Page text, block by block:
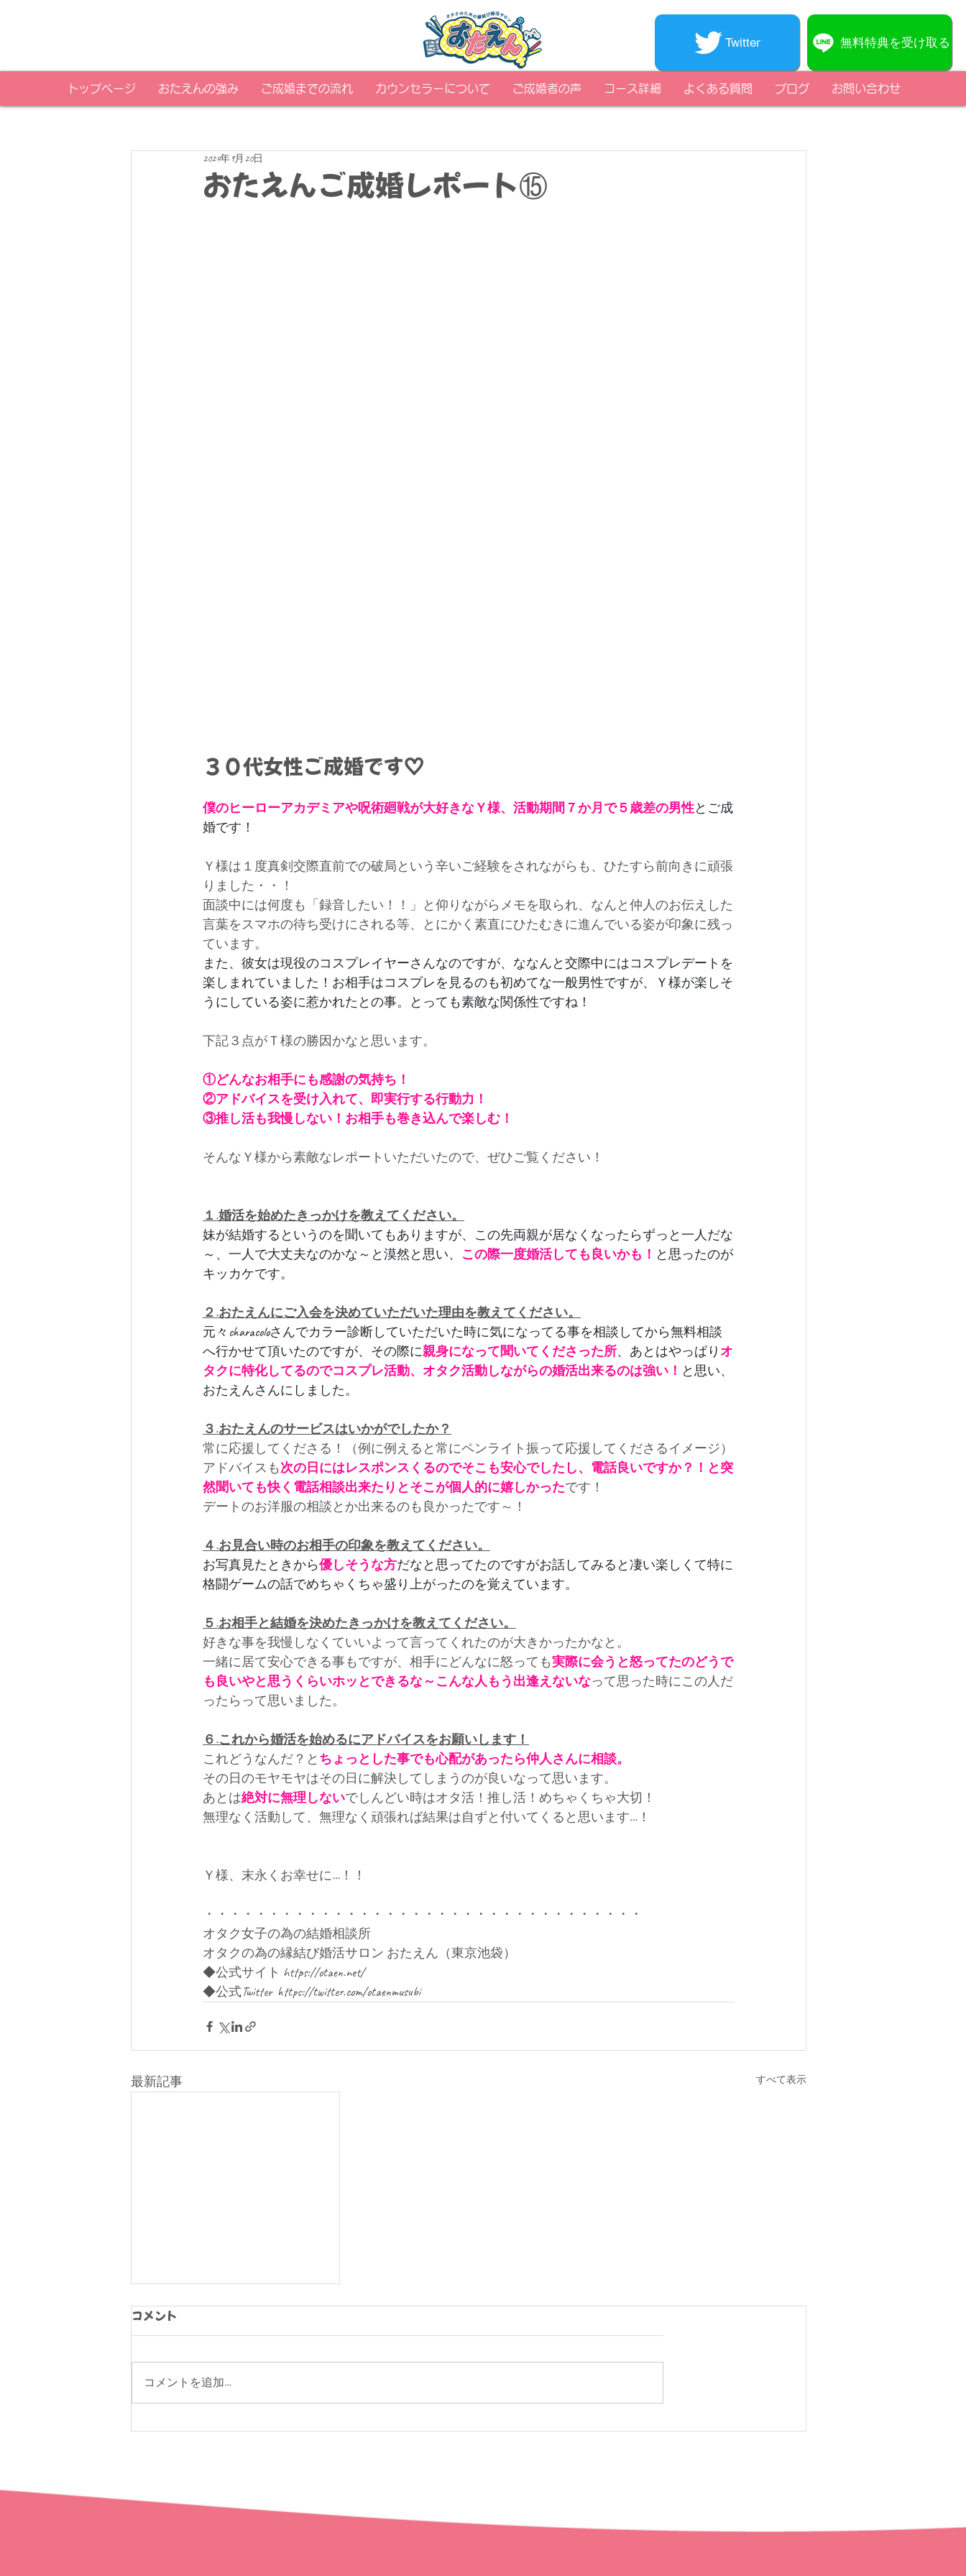
無料特典を受け取る
Twitter
トップページ おたえんの強み ご成婚までの流れ カウンセラーについて ご成婚者の声 コース詳細 よくある質問 ブログ お問い合わせ
おたえんご成婚レポート⑮
2024年9月20日
３０代女性ご成婚です♡
僕のヒーローアカデミアや呪術廻戦が大好きなＹ様、活動期間７か月で５歳差の男性とご成
婚です！
Ｙ様は１度真剣交際直前での破局という辛いご経験をされながらも、ひたすら前向きに頑張
りました・・！
面談中には何度も「録音したい！！」と仰りながらメモを取られ、なんと仲人のお伝えした
言葉をスマホの待ち受けにされる等、とにかく素直にひたむきに進んでいる姿が印象に残っ
ています。
また、彼女は現役のコスプレイヤーさんなのですが、ななんと交際中にはコスプレデートを
楽しまれていました！お相手はコスプレを見るのも初めてな一般男性ですが、Ｙ様が楽しそ
うにしている姿に惹かれたとの事。とっても素敵な関係性ですね！
下記３点がＴ様の勝因かなと思います。
①どんなお相手にも感謝の気持ち！
②アドバイスを受け入れて、即実行する行動力！
③推し活も我慢しない！お相手も巻き込んで楽しむ！
そんなＹ様から素敵なレポートいただいたので、ぜひご覧ください！
１.婚活を始めたきっかけを教えてください。
妹が結婚するというのを聞いてもありますが、この先両親が居なくなったらずっと一人だな
～、一人で大丈夫なのかな～と漠然と思い、 この際一度婚活しても良いかも！ と思ったのが
キッカケです。
２.おたえんにご入会を決めていただいた理由を教えてください。
元々characoloさんでカラー診断していただいた時に気になってる事を相談してから無料相談
へ行かせて頂いたのですが、その際に親身になって聞いてくださった所、あとはやっぱり オ
タクに特化してるのでコスプレ活動、オタク活動しながらの婚活出来るのは強い！ と思い、
おたえんさんにしました。
３.おたえんのサービスはいかがでしたか？
常に応援してくださる！（例に例えると常にペンライト振って応援してくださるイメージ）
アドバイスも次の日にはレスポンスくるのでそこも安心でしたし、電話良いですか？！と突
然聞いても快く電話相談出来たりとそこが個人的に嬉しかったです！
デートのお洋服の相談とか出来るのも良かったです～！
４.お見合い時のお相手の印象を教えてください。
お写真見たときから優しそうな方だなと思ってたのですがお話してみると凄い楽しくて特に
格闘ゲームの話でめちゃくちゃ盛り上がったのを覚えています。
５.お相手と結婚を決めたきっかけを教えてください。
好きな事を我慢しなくていいよって言ってくれたのが大きかったかなと。
一緒に居て安心できる事もですが、相手にどんなに怒っても実際に会うと怒ってたのどうで
も良いやと思うくらいホッとできるな～こんな人もう出逢えないなって思った時にこの人だ
ったらって思いました。
６.これから婚活を始めるにアドバイスをお願いします！
これどうなんだ？と ちょっとした事でも心配があったら仲人さんに相談。
その日のモヤモヤはその日に解決してしまうのが良いなって思います。
あとは絶対に無理しないでしんどい時はオタ活！推し活！めちゃくちゃ大切！
無理なく活動して、無理なく頑張れば結果は自ずと付いてくると思います…！
Ｙ様、末永くお幸せに…！！
・・・・・・・・・・・・・・・・・・・・・・・・・・・・・・・・・・
オタク女子の為の結婚相談所
オタクの為の縁結び婚活サロン おたえん（東京池袋）
◆公式サイト https://otaen.net/
◆公式Twitter  https://twitter.com/otaenmusubi
最新記事 すべて表示
コメント
コメントを追加…